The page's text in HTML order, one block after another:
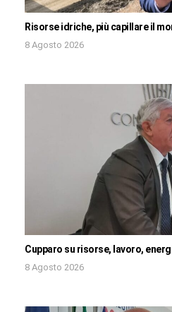
Risorse idriche, più capillare il
8 Agosto 2026
Cupparo su risorse, lavoro,
8 Agosto 2026